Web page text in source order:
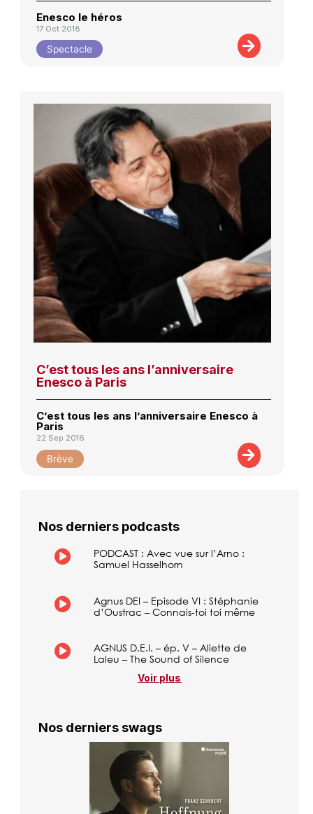
Enesco le héros
17 Oct 2018
Spectacle
C’est tous les ans l’anniversaire
Enesco à Paris
C’est tous les ans l’anniversaire Enesco à
Paris
22 Sep 2016
Brève
Nos derniers podcasts
PODCAST : Avec vue sur l’Arno :
Samuel Hasselhorn
Agnus DEI – Episode VI : Stéphanie
d’Oustrac – Connais-toi toi même
AGNUS D.E.I. – ép. V – Aliette de
Laleu – The Sound of Silence
Voir plus
Nos derniers swags